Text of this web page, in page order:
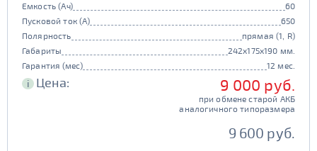
Емкость (Ач)
60
Пусковой ток (А)
650
Полярность
прямая (1, R)
Габариты
242x175x190 мм.
Гарантия (мес)
12 мес.
i Цена: 9 000 руб.
при обмене старой АКБ
аналогичного типоразмера
9 600 руб.